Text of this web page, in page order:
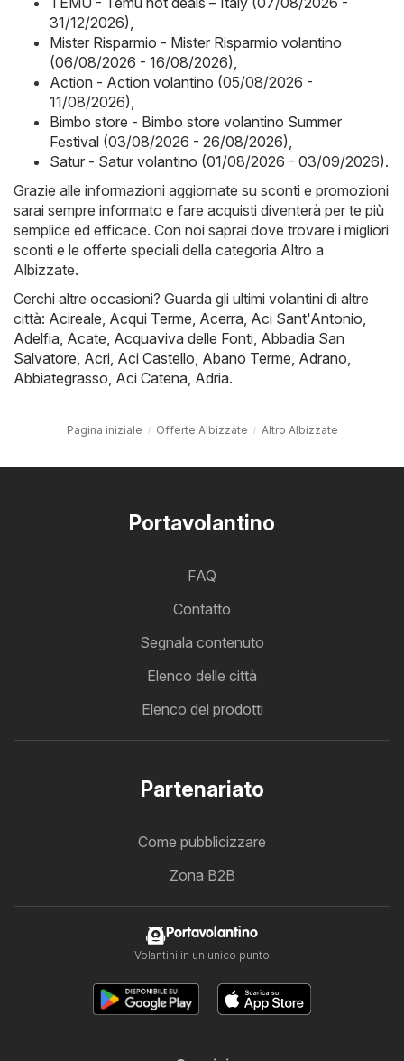
31/12/2026)
Mister Risparmio - Mister Risparmio volantino
(06/08/2026 - 16/08/2026)
Action - Action volantino (05/08/2026 -
11/08/2026)
Bimbo store - Bimbo store volantino Summer
Festival (03/08/2026 - 26/08/2026)
Satur - Satur volantino (01/08/2026 - 03/09/2026).
Grazie alle informazioni aggiornate su sconti e promozioni
sarai sempre informato e fare acquisti diventerà per te più
semplice ed efficace. Con noi saprai dove trovare i migliori
sconti e le offerte speciali della categoria Altro a
Albizzate.
Cerchi altre occasioni? Guarda gli ultimi volantini di altre
città: Acireale Acqui Terme Acerra Aci Sant'Antonio
Adelfia Acate Acquaviva delle Fonti Abbadia San
Salvatore Acri Aci Castello Abano Terme Adrano
Abbiategrasso Aci Catena Adria.
Pagina iniziale Offerte Albizzate Altro Albizzate
Portavolantino
FAQ
Contatto
Segnala contenuto
Elenco delle città
Elenco dei prodotti
Partenariato
Come pubblicizzare
Zona B2B
Portavolantino
Volantini in un unico punto